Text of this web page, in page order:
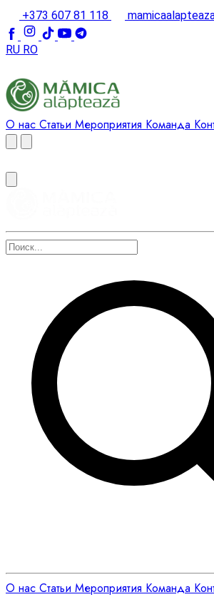
+373 607 81 118
RU RO
О нас Статьи Мероприятия Команда
О нас Статьи Мероприятия Команда